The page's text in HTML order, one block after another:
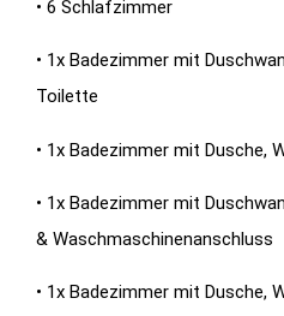
• 6 Schlafzimmer
• 1x Badezimmer mit
Toilette
• 1x Badezimmer mit Dusche,
• 1x Badezimmer mit
& Waschmaschinenanschluss
• 1x Badezimmer mit Dusche,